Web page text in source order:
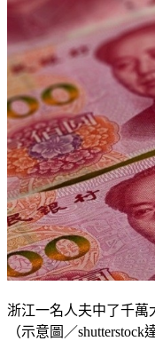
浙江一名人夫中了千萬
（示意圖／shutterstock